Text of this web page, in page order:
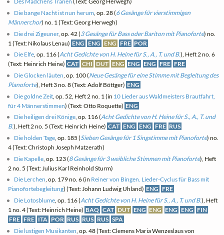
Die bange Nacht ist nun herum , op. 28 (6 Gesänge für vierstimmigen
Männerchor) no. 1 (Text: Georg Herwegh)
Die drei Zigeuner, op. 42 (3 Gesänge für Bass oder Bariton mit Pianoforte) no.
1 (Text: Nikolaus Lenau) ENG ENG ENG FRE POR
Die Elfe, op. 116 (Acht Gedichte von H. Heine für S., A., T. und B.), Heft 2 no. 6
(Text: Heinrich Heine) CAT CHI DUT ENG ENG ENG FRE FRE
Die Glocken läuten , op. 100 (Neue Gesänge für eine Stimme mit Begleitung des
Pianoforte), Heft 3 no. 8 (Text: Adolf Böttger) ENG
Die goldne Zeit , op. 52, Heft 2 no. 1 (in 10 Lieder aus Waldmeisters Brautfahrt,
für 4 Männerstimmen) (Text: Otto Roquette) ENG
Die heiligen drei Könige, op. 116 (Acht Gedichte von H. Heine für S., A., T. und
B.), Heft 2 no. 5 (Text: Heinrich Heine) CAT ENG ENG FRE RUS
Die holden Tage , op. 185 (Sieben Gesänge für 1 Singstimme mit Pianoforte) no.
4 (Text: Christoph Joseph Matzerath)
Die Kapelle , op. 123 (8 Gesänge für 3 weibliche Stimmen mit Pianoforte), Heft
2 no. 5 (Text: Julius Karl Reinhold Sturm)
Die Lerchen, op. 179 no. 6 (in Reiner von Bingen. Lieder-Cyclus für Bass mit
Pianofortebegleitung) (Text: Johann Ludwig Uhland) ENG FRE
Die Lotosblume , op. 116 (Acht Gedichte von H. Heine für S., A., T. und B.), Heft
1 no. 4 (Text: Heinrich Heine) BAQ CAT DUT ENG ENG ENG ENG FIN
FRE FRE ITA POR RUS RUS RUS SPA
Die lustigen Musikanten , op. 48 (Text: Clemens Maria Wenzeslaus von